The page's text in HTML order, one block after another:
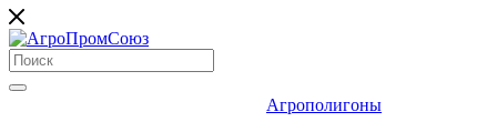
Агрополигоны